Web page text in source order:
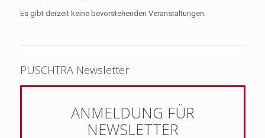
Es gibt derzeit keine bevorstehenden Veranstaltungen.
PUSCHTRA Newsletter